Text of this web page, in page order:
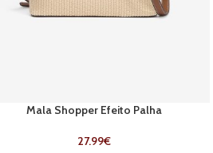
Mala Shopper Efeito Palha
27.99€